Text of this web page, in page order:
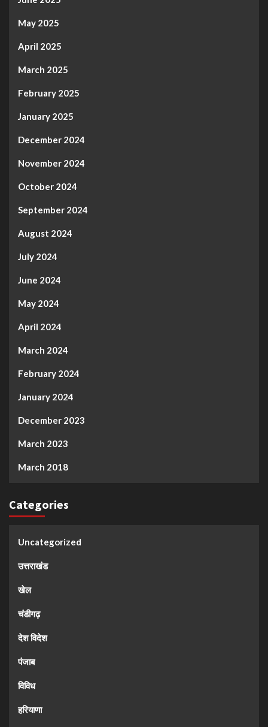
May 2025
April 2025
March 2025
February 2025
January 2025
December 2024
November 2024
October 2024
September 2024
August 2024
July 2024
June 2024
May 2024
April 2024
March 2024
February 2024
January 2024
December 2023
March 2023
March 2018
Categories
Uncategorized
उत्तराखंड
खेल
चंडीगढ़
देश विदेश
पंजाब
विविध
हरियाणा